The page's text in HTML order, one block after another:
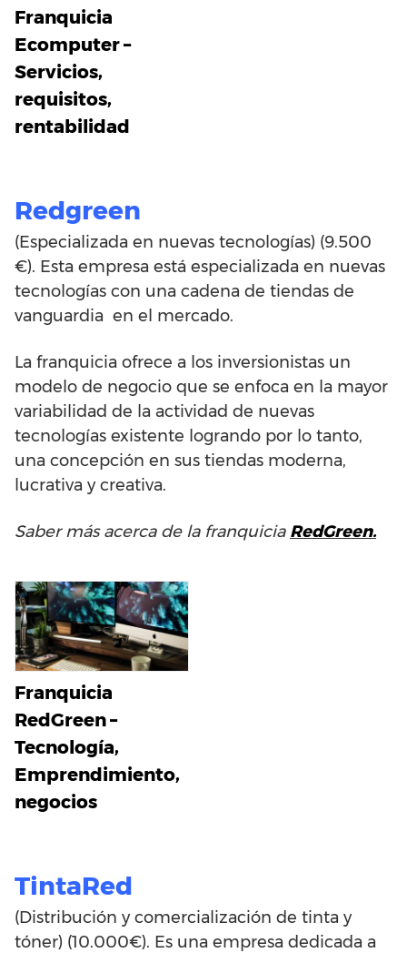
Franquicia
Ecomputer –
Servicios,
requisitos,
rentabilidad
Redgreen
(Especializada en nuevas tecnologías) (9.500
€). Esta empresa está especializada en nuevas
tecnologías con una cadena de tiendas de
vanguardia en el mercado.
La franquicia ofrece a los inversionistas un
modelo de negocio que se enfoca en la mayor
variabilidad de la actividad de nuevas
tecnologías existente logrando por lo tanto,
una concepción en sus tiendas moderna,
lucrativa y creativa.
Saber más acerca de la franquicia RedGreen.
Franquicia
RedGreen –
Tecnología,
Emprendimiento,
negocios
TintaRed
(Distribución y comercialización de tinta y
tóner) (10.000€). Es una empresa dedicada a